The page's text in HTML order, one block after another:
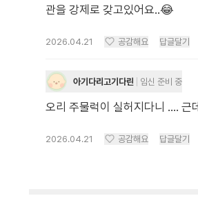
관을 강제로 갖고있어요..😂
2026.04.21 공감해요 답글달기
아기다리고기다린 임신 준비 중
오리 주물럭이 실허지다니 …. 근
2026.04.21 공감해요 답글달기